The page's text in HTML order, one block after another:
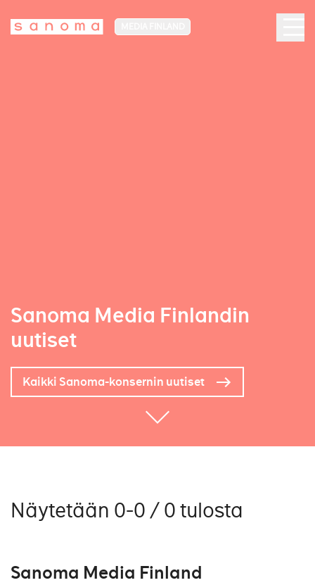
Sanoma Media Finlandin
uutiset
Kaikki Sanoma-konsernin uutiset
Näytetään 0-0 / 0 tulosta
Sanoma Media Finland